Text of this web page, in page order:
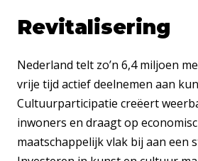
Revitalisering
Nederland telt zo’n 6,4 miljoen
vrije tijd actief deelnemen aan
Cultuurparticipatie creëert
inwoners en draagt op
maatschappelijk vlak bij aan een